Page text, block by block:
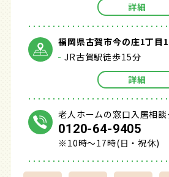
詳細
福岡県古賀市今の庄1丁目
JR古賀駅徒歩15分
詳細
老人ホームの窓口入居相
0120-64-9405
※10時～17時(日・祝休)